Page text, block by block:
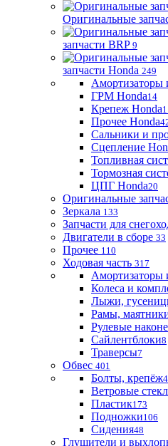
Оригинальные
запчасти BRP 9
запчасти Honda 249
Амортизаторы
ГРМ Honda14
Крепеж Honda
Прочее Honda
Сальники и
Сцепление
Топливная
Тормозная
ЦПГ Honda20
Оригинальные
Зеркала 133
Запчасти для
Двигатели в сборе 33
Прочее 110
Ходовая часть 317
Амортизаторы
Колеса и
Лыжи,
Рамы,
Рулевые
Сайлентблоки8
Траверсы7
Обвес 401
Болты, крепёж
Ветровые
Пластик173
Подножки106
Сидения48
Глушители и